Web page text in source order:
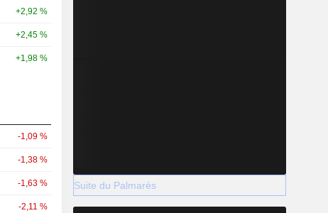
+2,92 %
+2,45 %
+1,98 %
-1,09 %
-1,38 %
-1,63 %
-2,11 %
Suite du Palmarès